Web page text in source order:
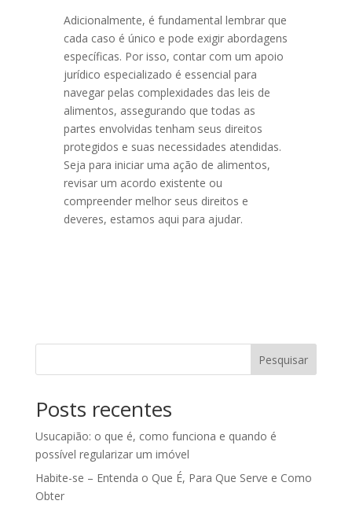
Adicionalmente, é fundamental lembrar que
cada caso é único e pode exigir abordagens
específicas. Por isso, contar com um apoio
jurídico especializado é essencial para
navegar pelas complexidades das leis de
alimentos, assegurando que todas as
partes envolvidas tenham seus direitos
protegidos e suas necessidades atendidas.
Seja para iniciar uma ação de alimentos,
revisar um acordo existente ou
compreender melhor seus direitos e
deveres, estamos aqui para ajudar.
Pesquisar
Posts recentes
Usucapião: o que é, como funciona e quando é
possível regularizar um imóvel
Habite-se – Entenda o Que É, Para Que Serve e Como
Obter